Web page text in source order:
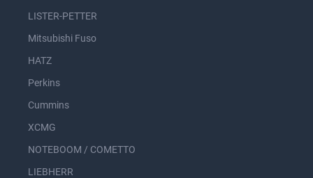
LISTER-PETTER
Mitsubishi Fuso
HATZ
Perkins
Cummins
XCMG
NOTEBOOM / COMETTO
LIEBHERR